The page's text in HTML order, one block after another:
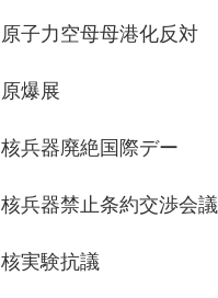
原子力空母母港化反対
原爆展
核兵器廃絶国際デー
核兵器禁止条約交渉会議
核実験抗議